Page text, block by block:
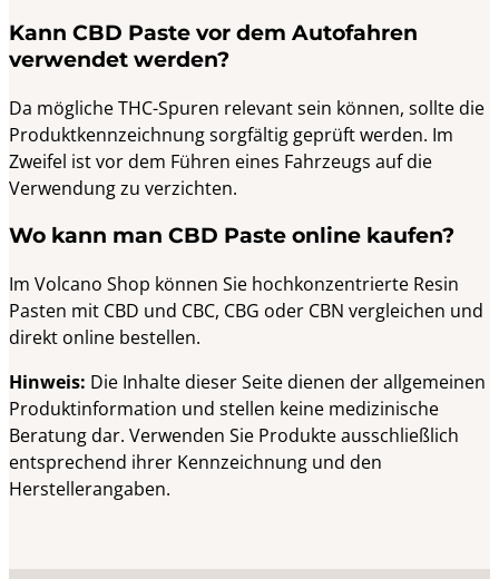
Kann CBD Paste vor dem Autofahren
verwendet werden?
Da mögliche THC-Spuren relevant sein können, sollte die
Produktkennzeichnung sorgfältig geprüft werden. Im
Zweifel ist vor dem Führen eines Fahrzeugs auf die
Verwendung zu verzichten.
Wo kann man CBD Paste online kaufen?
Im Volcano Shop können Sie hochkonzentrierte Resin
Pasten mit CBD und CBC, CBG oder CBN vergleichen und
direkt online bestellen.
Hinweis: Die Inhalte dieser Seite dienen der allgemeinen
Produktinformation und stellen keine medizinische
Beratung dar. Verwenden Sie Produkte ausschließlich
entsprechend ihrer Kennzeichnung und den
Herstellerangaben.